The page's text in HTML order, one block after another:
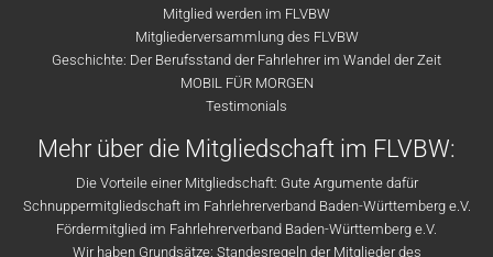
Mitglied werden im FLVBW
Mitgliederversammlung des FLVBW
Geschichte: Der Berufsstand der Fahrlehrer im Wandel der Zeit
MOBIL FÜR MORGEN
Testimonials
Mehr über die Mitgliedschaft im FLVBW:
Die Vorteile einer Mitgliedschaft: Gute Argumente dafür
Schnuppermitgliedschaft im Fahrlehrerverband Baden-Württemberg e.V.
Fördermitglied im Fahrlehrerverband Baden-Württemberg e.V.
Wir haben Grundsätze: Standesregeln der Mitglieder des